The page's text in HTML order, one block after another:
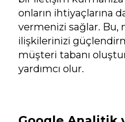
onların ihtiyaçlarına
vermenizi sağlar. Bu,
ilişkilerinizi
müşteri tabanı
yardımcı olur.